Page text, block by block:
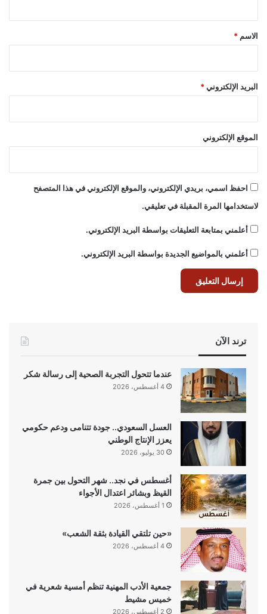
*
الاسم *
البريد الإلكتروني*
الموقع الإلكتروني
احفظ اسمي، بريدي الإلكتروني، والموقع الإلكتروني في هذا المتصفح
لاستخدامها المرة المقبلة في تعليقي.
أعلمني بمتابعة التعليقات بواسطة البريد الإلكتروني.
أعلمني بالمواضيع الجديدة بواسطة البريد الإلكتروني.
ترند الآن
عندما تتحول التجربة الصحية إلى رسالة شكر
4 أغسطس، 2026
العسل السعودي.. جودة تتنامى ودعم حكومي
يعزز الإنتاج الوطني
30 يوليو، 2026
أغسطس في نجد.. شهر التحول بين جمرة
القيظ وبشائر اعتدال الأجواء
1 أغسطس، 2026
«حين تلتقي القيادة بثقة الشعب»
4 أغسطس، 2026
جمعية الأدب المهنية تنظم أمسية شعرية في
خميس مشيط
2 أغسطس، 2026